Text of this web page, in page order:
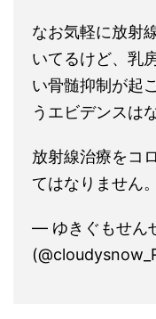
なお気軽に放射
いてるけど、乳
い骨髄抑制が起
うエビデンスは
放射線治療をコ
てはなりません。
— ゆきぐもせん